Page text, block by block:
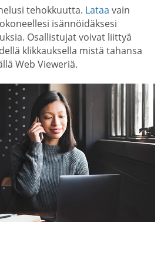
tehokkuutta. Lataa vain
isännöidäksesi
Osallistujat voivat liittyä
klikkauksella mistä tahansa
Web Vieweriä.